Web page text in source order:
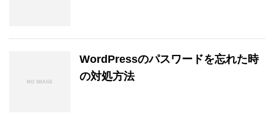
WordPressのパスワードを忘れた時
の対処方法